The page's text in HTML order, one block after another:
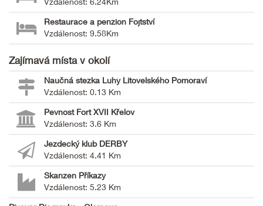
Restaurace a penzion Fojtství
Vzdálenost: 9.58Km
Zajímavá místa v okolí
Naučná stezka Luhy Litovelského Pomoraví
Vzdálenost: 0.13 Km
Pevnost Fort XVII Křelov
Vzdálenost: 3.6 Km
Jezdecký klub DERBY
Vzdálenost: 4.41 Km
Skanzen Příkazy
Vzdálenost: 5.23 Km